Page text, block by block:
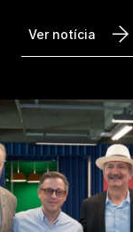
Ver notícia